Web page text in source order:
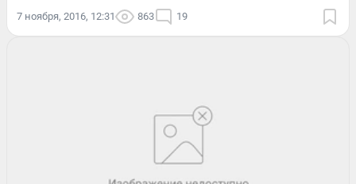
7 ноября, 2016, 12:31 863 19